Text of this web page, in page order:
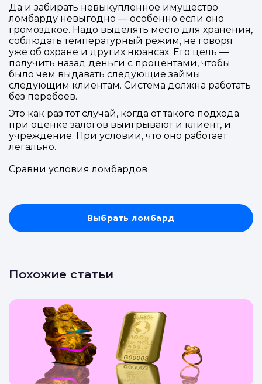
Войти в
профиль
Мы отправим код для входа на ваш
номер телефона.
Телефон
Подать заявку
Отправьте заявку через мессенджер-бот — магазины
увидят её и пришлют предложения. Фото, описание и
AI-оценка прямо в чате.
Telegram
ВКонтакте
или подайте через форму на сайте
Подать заявку
Отправьте заявку через мессенджер-бот — магазины
увидят её и пришлют предложения. Фото, описание и
AI-оценка прямо в чате.
Telegram
ВКонтакте
или подайте через форму на сайте
Да и забирать невыкупленное имущество
ломбарду невыгодно — особенно если оно
громоздкое. Надо выделять место для хранения,
соблюдать температурный режим, не говоря
уже об охране и других нюансах. Его цель —
получить назад деньги с процентами, чтобы
было чем выдавать следующие займы
следующим клиентам. Система должна работать
без перебоев.
Это как раз тот случай, когда от такого подхода
при оценке залогов выигрывают и клиент, и
учреждение. При условии, что оно работает
легально.
Сравни условия ломбардов
Выбрать ломбард
Похожие статьи